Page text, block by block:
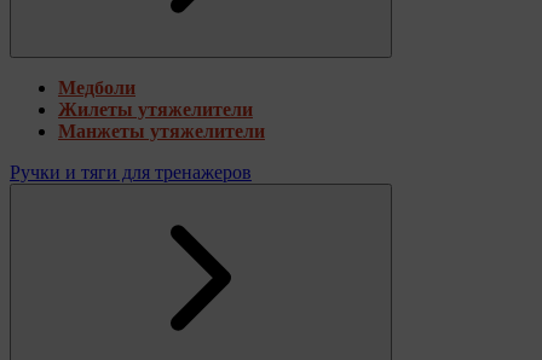
Медболи
Жилеты утяжелители
Манжеты утяжелители
Ручки и тяги для тренажеров